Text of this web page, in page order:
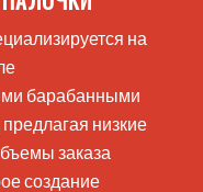
маркой.
ЦЕНЫ
на
барабанными
низкие
заказа
создание